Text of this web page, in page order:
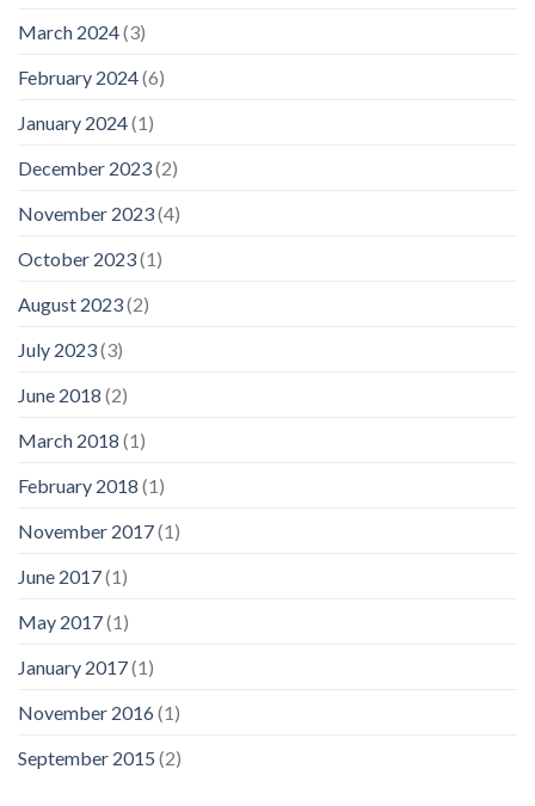
March 2024(3)
February 2024(6)
January 2024(1)
December 2023(2)
November 2023(4)
October 2023(1)
August 2023(2)
July 2023(3)
June 2018 (2)
March 2018 (1)
February 2018 (1)
November 2017(1)
June 2017(1)
May 2017(1)
January 2017(1)
November 2016(1)
September 2015 (2)